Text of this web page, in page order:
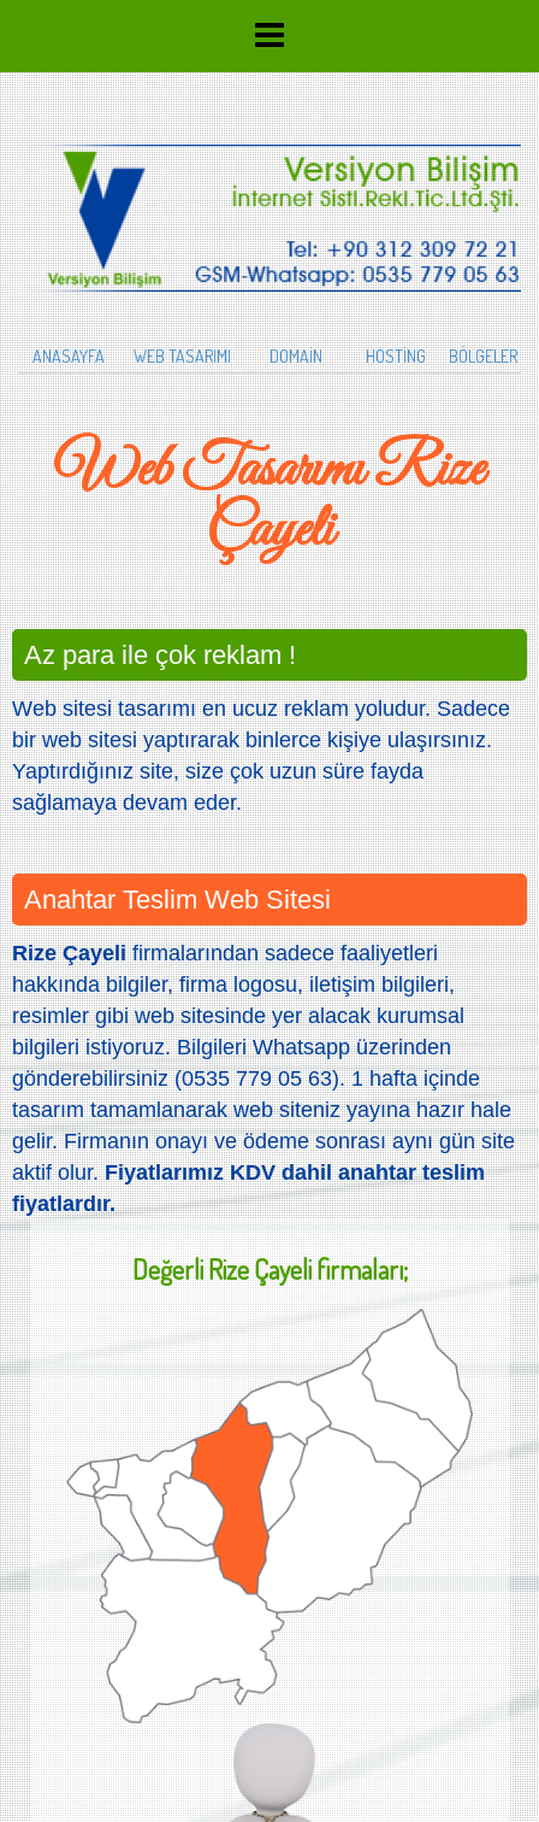
ANASAYFA WEB TASARIMI DOMAİN HOSTİNG BÖLGELER
Web Tasarımı Rize
Çayeli
Az para ile çok reklam !
Web sitesi tasarımı en ucuz reklam yoludur. Sadece
bir web sitesi yaptırarak binlerce kişiye ulaşırsınız.
Yaptırdığınız site, size çok uzun süre fayda
sağlamaya devam eder.
Anahtar Teslim Web Sitesi
Rize Çayelifirmalarından sadece faaliyetleri
hakkında bilgiler, firma logosu, iletişim bilgileri,
resimler gibi web sitesinde yer alacak kurumsal
bilgileri istiyoruz. Bilgileri Whatsapp üzerinden
gönderebilirsiniz (0535 779 05 63). 1 hafta içinde
tasarım tamamlanarak web siteniz yayına hazır hale
gelir. Firmanın onayı ve ödeme sonrası aynı gün site
aktif olur.Fiyatlarımız KDV dahil anahtar teslim
fiyatlardır.
DeğerliRize Çayelifirmaları;